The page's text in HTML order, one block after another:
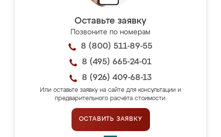
Оставьте заявку
Позвоните по номерам
8 (800) 511-89-55
8 (495) 665-24-01
8 (926) 409-68-13
Или оставьте заявку на сайте для консультации и
предварительного расчёта стоимости.
ОСТАВИТЬ ЗАЯВКУ